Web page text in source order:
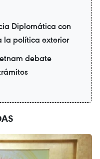
Diplomática con
la política exterior
debate